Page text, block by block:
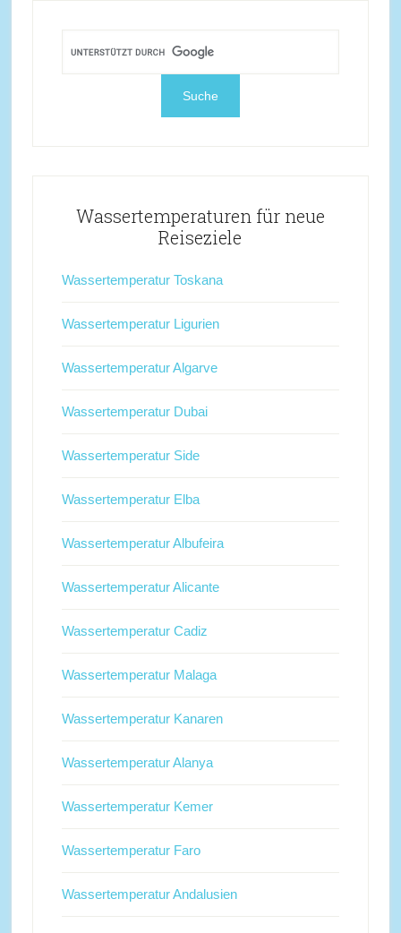
Wassertemperaturen für neue
Reiseziele
Wassertemperatur Toskana
Wassertemperatur Ligurien
Wassertemperatur Algarve
Wassertemperatur Dubai
Wassertemperatur Side
Wassertemperatur Elba
Wassertemperatur Albufeira
Wassertemperatur Alicante
Wassertemperatur Cadiz
Wassertemperatur Malaga
Wassertemperatur Kanaren
Wassertemperatur Alanya
Wassertemperatur Kemer
Wassertemperatur Faro
Wassertemperatur Andalusien